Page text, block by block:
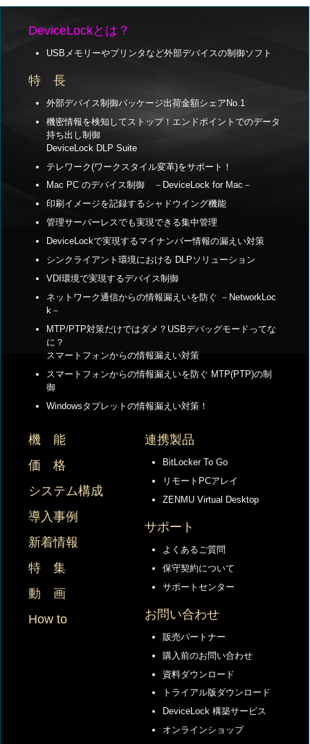
DeviceLockとは？
USBメモリーやプリンタなど外部デバイスの制御ソフト
特 長
外部デバイス制御パッケージ出荷金額シェアNo.1
機密情報を検知してストップ！エンドポイントでのデータ
持ち出し制御
DeviceLock DLP Suite
テレワーク(ワークスタイル変革)をサポート！
Mac PC のデバイス制御 －DeviceLock for Mac－
印刷イメージを記録するシャドウイング機能
管理サーバーレスでも実現できる集中管理
DeviceLockで実現するマイナンバー情報の漏えい対策
シンクライアント環境における DLPソリューション
VDI環境で実現するデバイス制御
ネットワーク通信からの情報漏えいを防ぐ －NetworkLoc
k－
MTP/PTP対策だけではダメ？USBデバッグモードってな
に？
スマートフォンからの情報漏えい対策
スマートフォンからの情報漏えいを防ぐ MTP(PTP)の制
御
Windowsタブレットの情報漏えい対策！
機 能
価 格
システム構成
導入事例
新着情報
特 集
動 画
How to
連携製品
BitLocker To Go
リモートPCアレイ
ZENMU Virtual Desktop
サポート
よくあるご質問
保守契約について
サポートセンター
お問い合わせ
販売パートナー
購入前のお問い合わせ
資料ダウンロード
トライアル版ダウンロード
DeviceLock 構築サービス
オンラインショップ